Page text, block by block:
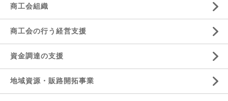
商工会組織
商工会の行う経営支援
資金調達の支援
地域資源・販路開拓事業